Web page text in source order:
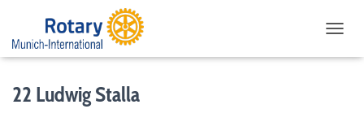
22 Ludwig Stalla